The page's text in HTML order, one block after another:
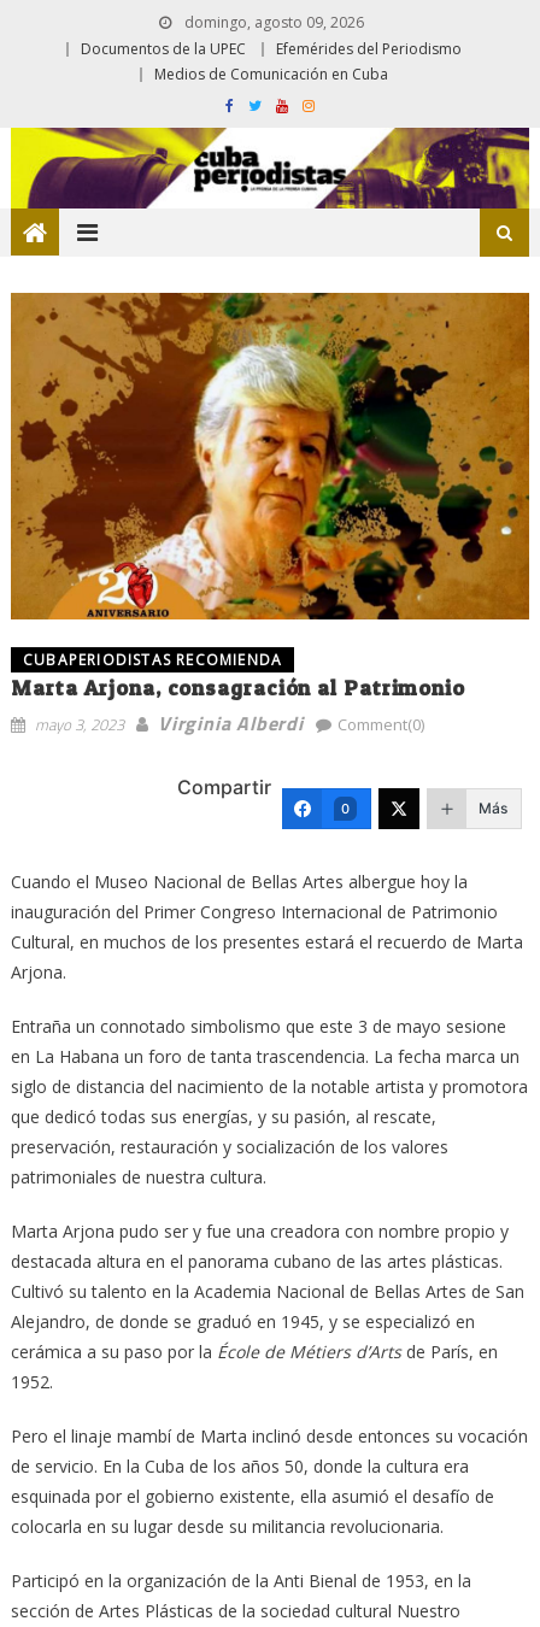
domingo, agosto 09, 2026
Documentos de la UPEC
Efemérides del Periodismo
Medios de Comunicación en Cuba
CUBAPERIODISTAS RECOMIENDA
Marta Arjona, consagración al Patrimonio
mayo 3, 2023 Virginia Alberdi Comment(0)
Compartir
0 Más
Cuando el Museo Nacional de Bellas Artes albergue hoy la
inauguración del Primer Congreso Internacional de Patrimonio
Cultural, en muchos de los presentes estará el recuerdo de Marta
Arjona.
Entraña un connotado simbolismo que este 3 de mayo sesione
en La Habana un foro de tanta trascendencia. La fecha marca un
siglo de distancia del nacimiento de la notable artista y promotora
que dedicó todas sus energías, y su pasión, al rescate,
preservación, restauración y socialización de los valores
patrimoniales de nuestra cultura.
Marta Arjona pudo ser y fue una creadora con nombre propio y
destacada altura en el panorama cubano de las artes plásticas.
Cultivó su talento en la Academia Nacional de Bellas Artes de San
Alejandro, de donde se graduó en 1945, y se especializó en
cerámica a su paso por la École de Métiers d’Artsde París, en
1952.
Pero el linaje mambí de Marta inclinó desde entonces su vocación
de servicio. En la Cuba de los años 50, donde la cultura era
esquinada por el gobierno existente, ella asumió el desafío de
colocarla en su lugar desde su militancia revolucionaria.
Participó en la organización de la Anti Bienal de 1953, en la
sección de Artes Plásticas de la sociedad cultural Nuestro